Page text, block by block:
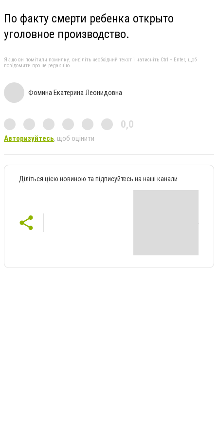
По факту смерти ребенка открыто
уголовное производство.
Якщо ви помітили помилку, виділіть необхідний текст і натисніть Ctrl + Enter, щоб
повідомити про це редакцію
Фомина Екатерина Леонидовна
0,0
Авторизуйтесь, щоб оцінити
Діліться цією новиною та підписуйтесь на наші канали